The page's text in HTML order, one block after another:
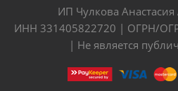
ИП Чулкова
ИНН 331405822720 | ОГРН/
| Не является